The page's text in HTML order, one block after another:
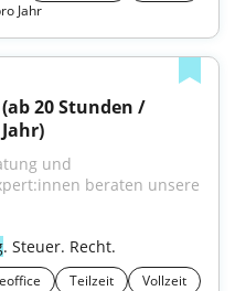
Jahr
20 Stunden /
beraten unsere
. Steuer. Recht.
Teilzeit
Vollzeit